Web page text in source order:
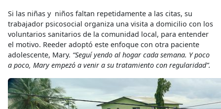
Si las niñas y niños faltan repetidamente a las citas, su
trabajador psicosocial organiza una visita a domicilio con los
voluntarios sanitarios de la comunidad local, para entender
el motivo. Reeder adoptó este enfoque con otra paciente
adolescente, Mary. “Seguí yendo al hogar cada semana. Y poco
a poco, Mary empezó a venir a su tratamiento con regularidad”.